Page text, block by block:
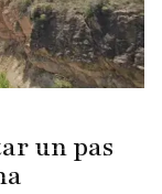
un pas